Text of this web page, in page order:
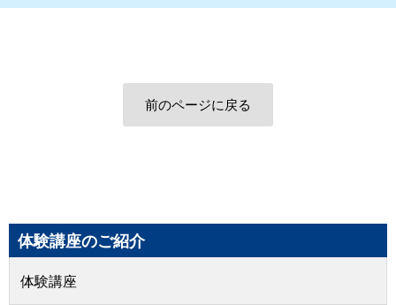
前のページに戻る
体験講座のご紹介
体験講座